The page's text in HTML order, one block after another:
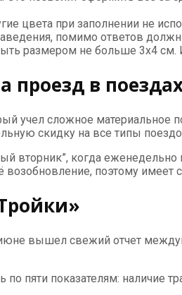
цвета при заполнении не
помимо ответов
размером не больше 3х4
проезд в
учел сложное
скидку на все типы
вторник”, когда
поэтому имеет
вышел свежий отчет
пяти показателям: наличие